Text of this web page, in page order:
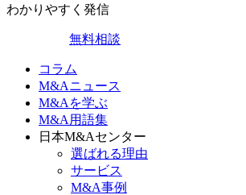
わかりやすく発信
無料相談
コラム
M&Aニュース
M&Aを学ぶ
M&A用語集
日本M&Aセンター
選ばれる理由
サービス
M&A事例